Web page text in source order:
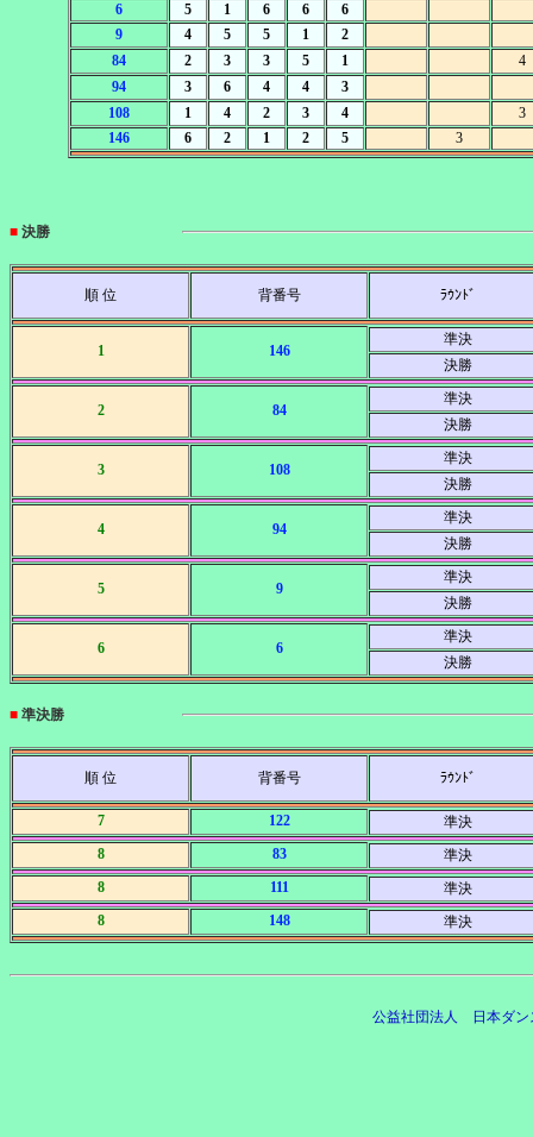
6
5 1 6 6
6
9
4 5 5 1
2
84
2 3 3 5 1
4
94
3 6 4 4
3
108
1 4 2 3 4
3
146
6 2 1 2 5 3
■ 決勝
順 位 背番号 ﾗｳﾝﾄﾞ
1 146
準決
決勝
2 84
準決
決勝
3 108
準決
決勝
4 94
準決
決勝
5 9
準決
決勝
6 6
準決
決勝
■ 準決勝
順 位 背番号 ﾗｳﾝﾄﾞ
7 122
準決
8
83
準決
8
111
準決
8
148 準決
公益社団法人 日本ダ